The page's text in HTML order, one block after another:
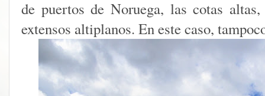
de puertos de Noruega, las cotas
extensos altiplanos. En este caso,